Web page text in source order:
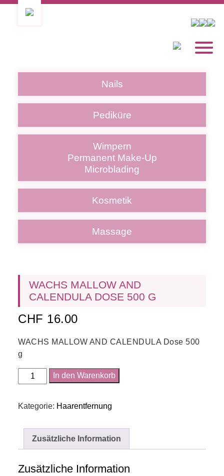
Nails
Pediküre
Wimpern
Permanent Make-Up
Microblading
Kosmetik
Massage
WACHS MALLOW AND
CALENDULA DOSE 500 G
CHF 16.00
WACHS MALLOW AND CALENDULA Dose 500
g
WACHS
MALLOW
CALENDULA
In den Warenkorb
Kategorie: Haarentfernung
Zusätzliche Information
Zusätzliche Information